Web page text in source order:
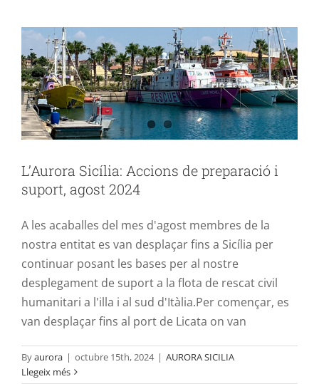
L’Aurora Sicília: Accions de preparació i
suport, agost 2024
A les acaballes del mes d'agost membres de la
nostra entitat es van desplaçar fins a Sicília per
continuar posant les bases per al nostre
desplegament de suport a la flota de rescat civil
humanitari a l'illa i al sud d'Itàlia.Per començar, es
van desplaçar fins al port de Licata on van
Byaurora | octubre 15th, 2024 | AURORA SICILIA
Llegeix més
Cooperació logística a bord de
l’Humanity 1 a Siracusa: Inicis del